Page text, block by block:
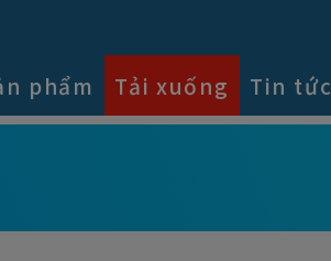
phẩm Tải xuống Tin tức